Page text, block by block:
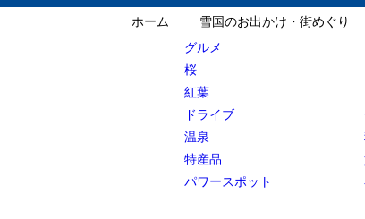
ホーム
雪国のお出かけ・街めぐり
グルメ
桜
紅葉
ドライブ
温泉
特産品
パワースポット